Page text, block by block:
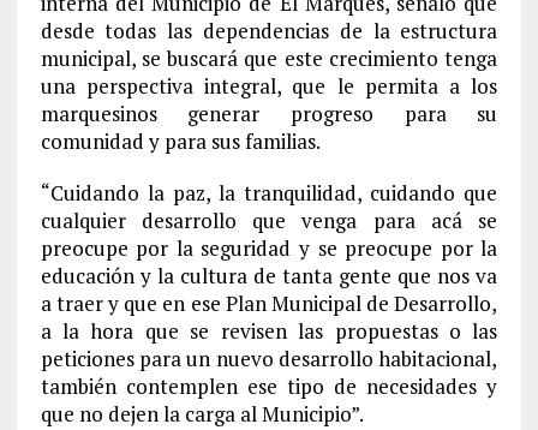
desde todas las dependencias de la estructura
municipal, se buscará que este crecimiento tenga
una perspectiva integral, que le permita a los
marquesinos generar progreso para su
comunidad y para sus familias.
“Cuidando la paz, la tranquilidad, cuidando que
cualquier desarrollo que venga para acá se
preocupe por la seguridad y se preocupe por la
educación y la cultura de tanta gente que nos va
a traer y que en ese Plan Municipal de Desarrollo,
a la hora que se revisen las propuestas o las
peticiones para un nuevo desarrollo habitacional,
también contemplen ese tipo de necesidades y
que no dejen la carga al Municipio”.